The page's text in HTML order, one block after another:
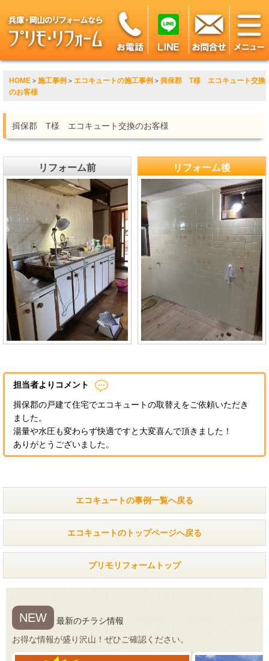
HOME > 施工事例 > エコキュートの施工事例 > 揖保郡 T様 エコキュート交換
のお客様
揖保郡 T様 エコキュート交換のお客様
リフォーム前 リフォーム後
担当者よりコメント
揖保郡の戸建て住宅でエコキュートの取替えをご依頼いただき
ました。
湯量や水圧も変わらず快適ですと大変喜んで頂きました！
ありがとうございました。
エコキュートの事例一覧へ戻る
エコキュートのトップページへ戻る
プリモリフォームトップ
NEW
最新のチラシ情報
お得な情報が盛り沢山！ぜひご確認ください。